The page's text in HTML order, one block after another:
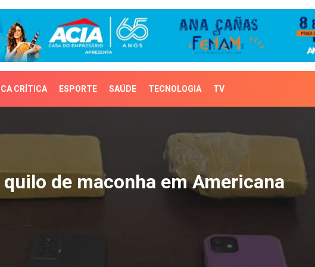
CRÍTICA ESPORTE SAÚDE TECNOLOGIA TV
de maconha em
de maconha em Americana